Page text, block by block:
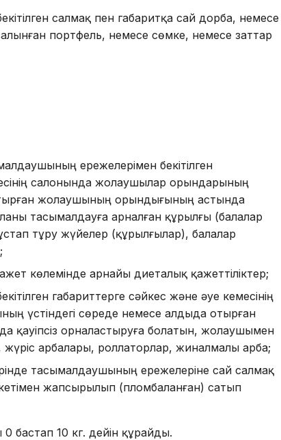
салмақ пен габаритқа сай дорба, немесе
портфель, немесе сөмке, немесе заттар
ережелерімен бекітілген
салонында жолаушылар орындарының
жолаушының орындығының астында
тасымалдауға арналған құрылғы (балалар
ұстап тұру жүйелер (құрылғылар), балалар
көлемінде арнайы диеталық қажеттіліктер;
габариттерге сәйкес және әуе кемесінің
үстіндегі сөреде немесе алдыда отырған
орналастыруға болатын, жолаушымен
арбалары, роллаторлар, жиналмалы арба;
тасымалдаушының ережелеріне сай салмақ
жапсырылып (пломбаланған) сатып
бастап 10 кг. дейін құрайды.